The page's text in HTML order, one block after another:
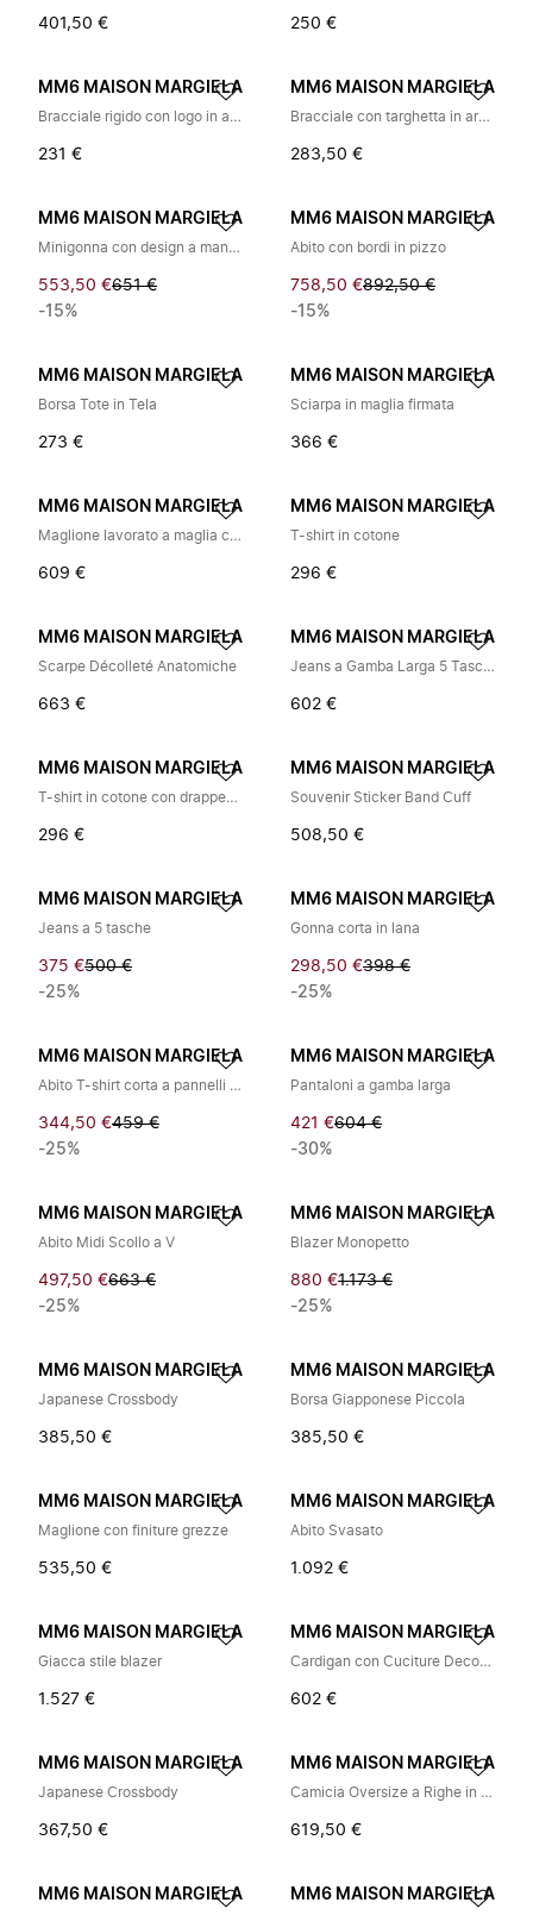
401,50 € 250 €
MM6 MAISON MARGIELA
Bracciale rigido con logo in argento
231 €
MM6 MAISON MARGIELA
Bracciale con targhetta in argento
283,50 €
MM6 MAISON MARGIELA
Minigonna con design a mantella e scollo a V
553,50 €651 €
-15%
MM6 MAISON MARGIELA
Abito con bordi in pizzo
758,50 €892,50 €
-15%
MM6 MAISON MARGIELA
Borsa Tote in Tela
273 €
MM6 MAISON MARGIELA
Sciarpa in maglia firmata
366 €
MM6 MAISON MARGIELA
Maglione lavorato a maglia con firma manoscritta
609 €
MM6 MAISON MARGIELA
T-shirt in cotone
296 €
MM6 MAISON MARGIELA
Scarpe Décolleté Anatomiche
663 €
MM6 MAISON MARGIELA
Jeans a Gamba Larga 5 Tasche
602 €
MM6 MAISON MARGIELA
T-shirt in cotone con drappeggio
296 €
MM6 MAISON MARGIELA
Souvenir Sticker Band Cuff
508,50 €
MM6 MAISON MARGIELA
Jeans a 5 tasche
375 €500 €
-25%
MM6 MAISON MARGIELA
Gonna corta in lana
298,50 €398 €
-25%
MM6 MAISON MARGIELA
Abito T-shirt corta a pannelli a righe
344,50 €459 €
-25%
MM6 MAISON MARGIELA
Pantaloni a gamba larga
421 €604 €
-30%
MM6 MAISON MARGIELA
Abito Midi Scollo a V
497,50 €663 €
-25%
MM6 MAISON MARGIELA
Blazer Monopetto
880 €1.173 €
-25%
MM6 MAISON MARGIELA
Japanese Crossbody
385,50 €
MM6 MAISON MARGIELA
Borsa Giapponese Piccola
385,50 €
MM6 MAISON MARGIELA
Maglione con finiture grezze
535,50 €
MM6 MAISON MARGIELA
Abito Svasato
1.092 €
MM6 MAISON MARGIELA
Giacca stile blazer
1.527 €
MM6 MAISON MARGIELA
Cardigan con Cuciture Decorative
602 €
MM6 MAISON MARGIELA
Japanese Crossbody
367,50 €
MM6 MAISON MARGIELA
Camicia Oversize a Righe in Popeline
619,50 €
MM6 MAISON MARGIELA MM6 MAISON MARGIELA